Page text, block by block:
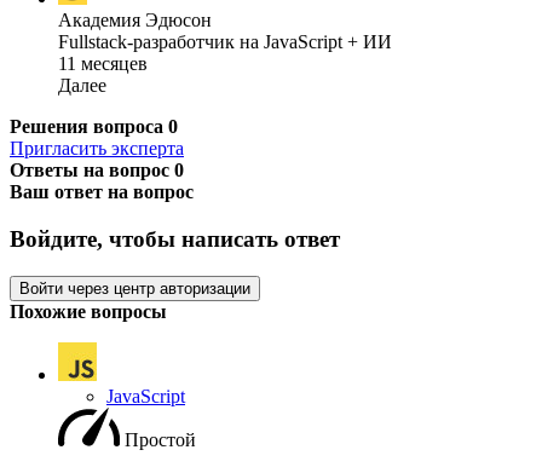
Академия Эдюсон
Fullstack-разработчик на JavaScript + ИИ
11 месяцев
Далее
Решения вопроса 0
Пригласить эксперта
Ответы на вопрос 0
Ваш ответ на вопрос
Войдите, чтобы написать ответ
Войти через центр авторизации
Похожие вопросы
JavaScript
Простой